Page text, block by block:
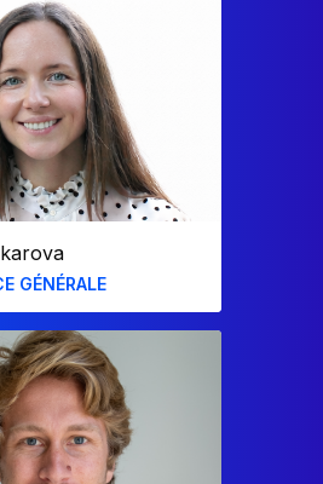
au
commercial, à la
suivi de la stratégie
de l’École des Ponts
et d’un master en finance
GÉNÉRALE
d’Ijevsk en Russie,
F31 en 2012.​
consultante, puis Project
maintenant la gestion
du cabinet ainsi que la
mise en œuvre de sa